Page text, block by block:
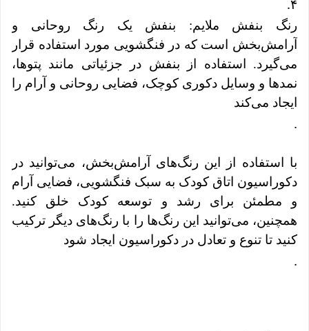
۴.
رنگ بنفش ملایم: بنفش یک رنگ روحانی و
آرامش‌بخش است که در فنگشویی مورد استفاده قرار
می‌گیرد. استفاده از بنفش در جزئیاتی مانند پتوها،
نمدها و وسایل دکوری کوچک، فضایی روحانی و آرام را
ایجاد می‌کند
.
با استفاده از این رنگ‌های آرامش‌بخش، می‌توانید در
دکوراسیون اتاق کودک به سبک فنگشویی، فضایی آرام
و مطمئن برای رشد و توسعه کودک خلق کنید.
همچنین، می‌توانید این رنگ‌ها را با رنگ‌های دیگر ترکیب
کنید تا تنوع و تعادل در دکوراسیون ایجاد شود
.